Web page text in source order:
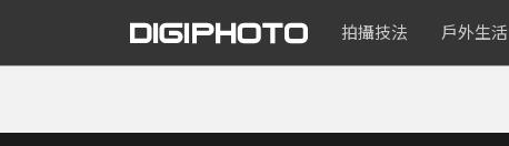
拍攝技法 戶外生活